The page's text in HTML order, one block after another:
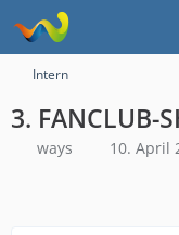
Intern
3. FANCLUB-
ways 10. April